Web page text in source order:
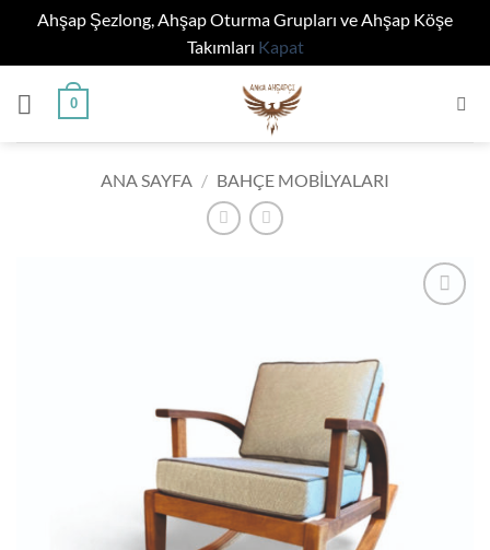
Ahşap Şezlong, Ahşap Oturma Grupları ve Ahşap Köşe
Takımları Kapat
0
ANA SAYFA / BAHÇE MOBILYALARI